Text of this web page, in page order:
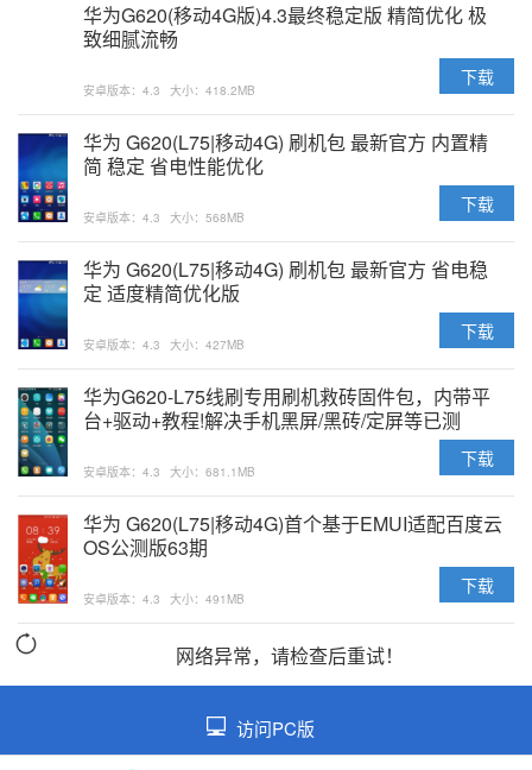
华为G620(移动4G版)4.3最终稳定版 精简优化 极
致细腻流畅
安卓版本：4.3 大小：418.2MB
下载
华为 G620(L75|移动4G) 刷机包 最新官方 内置精
简 稳定 省电性能优化
安卓版本：4.3 大小：568MB
下载
华为 G620(L75|移动4G) 刷机包 最新官方 省电稳
定 适度精简优化版
安卓版本：4.3 大小：427MB
下载
华为G620-L75线刷专用刷机救砖固件包，内带平
台+驱动+教程!解决手机黑屏/黑砖/定屏等已测
安卓版本：4.3 大小：681.1MB
下载
华为 G620(L75|移动4G)首个基于EMUI适配百度云
OS公测版63期
安卓版本：4.3 大小：491MB
下载
网络异常，请检查后重试！
访问PC版